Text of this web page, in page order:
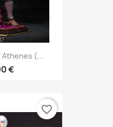
Athenes (...
€
favorite_border